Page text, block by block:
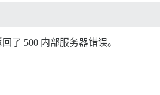
了 500 内部服务器错误。